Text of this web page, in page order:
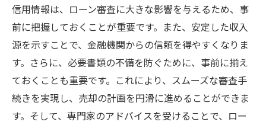
信用情報は、ローン審査に大きな影響を与えるため、事
前に把握しておくことが重要です。また、安定した収入
源を示すことで、金融機関からの信頼を得やすくなりま
す。さらに、必要書類の不備を防ぐために、事前に揃え
ておくことも重要です。これにより、スムーズな審査手
続きを実現し、売却の計画を円滑に進めることができま
す。そして、専門家のアドバイスを受けることで、ロー